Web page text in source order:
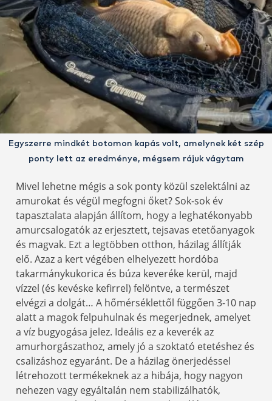
Egyszerre mindkét botomon kapás volt, amelynek két szép
ponty lett az eredménye, mégsem rájuk vágytam
Mivel lehetne mégis a sok ponty közül szelektálni az
amurokat és végül megfogni őket? Sok-sok év
tapasztalata alapján állítom, hogy a leghatékonyabb
amurcsalogatók az erjesztett, tejsavas etetőanyagok
és magvak. Ezt a legtöbben otthon, házilag állítják
elő. Azaz a kert végében elhelyezett hordóba
takarmánykukorica és búza keveréke kerül, majd
vízzel (és kevéske kefirrel) felöntve, a természet
elvégzi a dolgát… A hőmérséklettől függően 3-10 nap
alatt a magok felpuhulnak és megerjednek, amelyet
a víz bugyogása jelez. Ideális ez a keverék az
amurhorgászathoz, amely jó a szoktató etetéshez és
csalizáshoz egyaránt. De a házilag önerjedéssel
létrehozott termékeknek az a hibája, hogy nagyon
nehezen vagy egyáltalán nem stabilizálhatók,